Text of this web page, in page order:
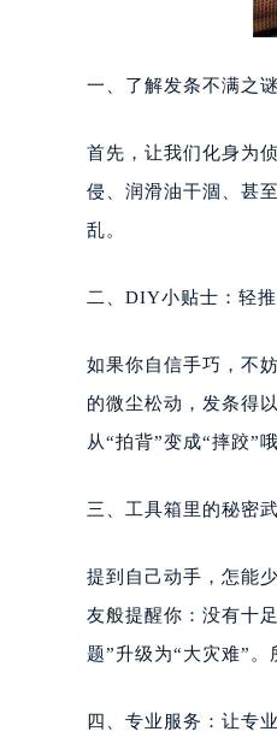
一、了解发条不满之谜
首先，让我们化身为
侵、润滑油干涸、甚
乱。
二、DIY小贴士：轻
如果你自信手巧，不
的微尘松动，发条得
从“拍背”变成“摔跤”哦
三、工具箱里的秘密
提到自己动手，怎能
友般提醒你：没有十
题”升级为“大灾难”
四、专业服务：让专